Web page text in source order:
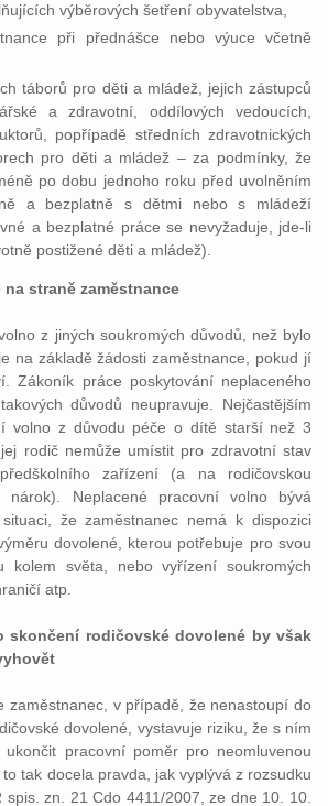
výběrových šetření obyvatelstva,
při přednášce nebo výuce včetně
táborů pro děti a mládež, jejich zástupců
a zdravotní, oddílových vedoucích,
popřípadě středních zdravotnických
pro děti a mládež – za podmínky, že
po dobu jednoho roku před uvolněním
a bezplatně s dětmi nebo s mládeží
a bezplatné práce se nevyžaduje, jde-li
postižené děti a mládež).
straně zaměstnance
z jiných soukromých důvodů, než bylo
na základě žádosti zaměstnance, pokud jí
Zákoník práce poskytování neplaceného
důvodů neupravuje. Nejčastějším
volno z důvodu péče o dítě starší než 3
rodič nemůže umístit pro zdravotní stav
zařízení (a na rodičovskou
nárok). Neplacené pracovní volno bývá
že zaměstnanec nemá k dispozici
dovolené, kterou potřebuje pro svou
kolem světa, nebo vyřízení soukromých
atp.
skončení rodičovské dovolené by však
zaměstnanec, v případě, že nenastoupí do
dovolené, vystavuje riziku, že s ním
ukončit pracovní poměr pro neomluvenou
tak docela pravda, jak vyplývá z rozsudku
spis. zn. 21 Cdo 4411/2007, ze dne 10. 10.